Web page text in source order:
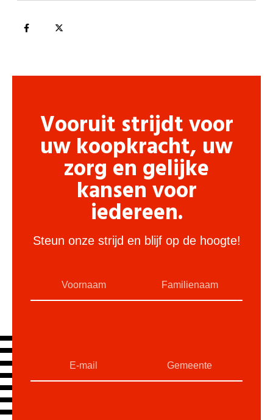
Vooruit strijdt voor
uw koopkracht, uw
zorg en gelijke
kansen voor
iedereen.
Steun onze strijd en blijf op de hoogte!